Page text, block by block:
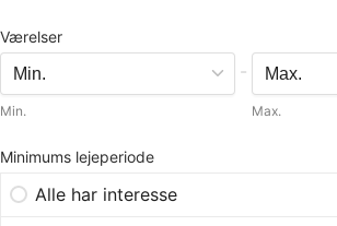
Værelser
Min.
-
Max.
Minimums lejeperiode
Alle har interesse